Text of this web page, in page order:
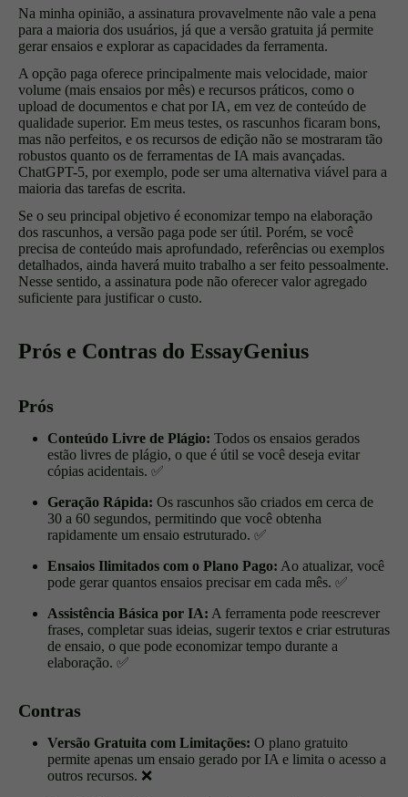
Na minha opinião, a assinatura provavelmente não vale a pena
para a maioria dos usuários, já que a versão gratuita já permite
gerar ensaios e explorar as capacidades da ferramenta.
A opção paga oferece principalmente mais velocidade, maior
volume (mais ensaios por mês) e recursos práticos, como o
upload de documentos e chat por IA, em vez de conteúdo de
qualidade superior. Em meus testes, os rascunhos ficaram bons,
mas não perfeitos, e os recursos de edição não se mostraram tão
robustos quanto os de ferramentas de IA mais avançadas.
ChatGPT-5, por exemplo, pode ser uma alternativa viável para a
maioria das tarefas de escrita.
Se o seu principal objetivo é economizar tempo na elaboração
dos rascunhos, a versão paga pode ser útil. Porém, se você
precisa de conteúdo mais aprofundado, referências ou exemplos
detalhados, ainda haverá muito trabalho a ser feito pessoalmente.
Nesse sentido, a assinatura pode não oferecer valor agregado
suficiente para justificar o custo.
Prós e Contras do EssayGenius
Prós
Conteúdo Livre de Plágio: Todos os ensaios gerados
estão livres de plágio, o que é útil se você deseja evitar
cópias acidentais. ✅
Geração Rápida: Os rascunhos são criados em cerca de
30 a 60 segundos, permitindo que você obtenha
rapidamente um ensaio estruturado. ✅
Ensaios Ilimitados com o Plano Pago: Ao atualizar, você
pode gerar quantos ensaios precisar em cada mês. ✅
Assistência Básica por IA: A ferramenta pode reescrever
frases, completar suas ideias, sugerir textos e criar estruturas
de ensaio, o que pode economizar tempo durante a
elaboração. ✅
Contras
Versão Gratuita com Limitações: O plano gratuito
permite apenas um ensaio gerado por IA e limita o acesso a
outros recursos. ❌